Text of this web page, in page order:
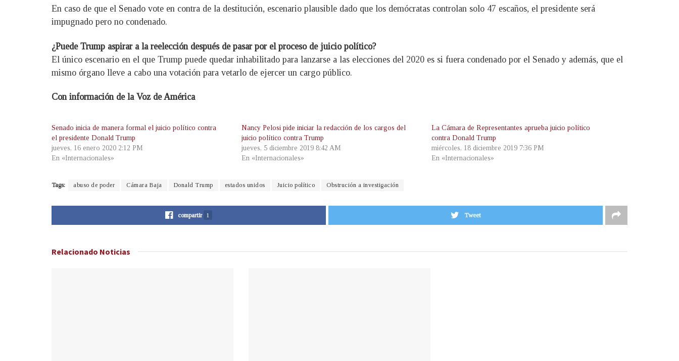
En caso de que el Senado vote en contra de la destitución, escenario plausible dado que los demócratas controlan solo 47 escaños, el presidente será
impugnado pero no condenado.
¿Puede Trump aspirar a la reelección después de pasar por el proceso de juicio político?
El único escenario en el que Trump puede quedar inhabilitado para lanzarse a las elecciones del 2020 es si fuera condenado por el Senado y además, que el
mismo órgano lleve a cabo una votación para vetarlo de ejercer un cargo público.
Con información de la Voz de América
Senado inicia de manera formal el juicio político contra
el presidente Donald Trump
jueves, 16 enero 2020 2:12 PM
En «Internacionales»
Nancy Pelosi pide iniciar la redacción de los cargos del
juicio político contra Trump
jueves, 5 diciembre 2019 8:42 AM
En «Internacionales»
La Cámara de Representantes aprueba juicio político
contra Donald Trump
miércoles, 18 diciembre 2019 7:36 PM
En «Internacionales»
Tags: abuso de poder Cámara Baja Donald Trump estados unidos Juicio político Obstrución a investigación
compartir 1 Tweet
Relacionado Noticias